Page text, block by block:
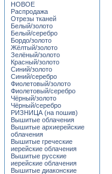
НОВОЕ
Распродажа
Отрезы тканей
Белый/золото
Белый/серебро
Бордо/золото
Жёлтый/золото
Зелёный/золото
Красный/золото
Синий/золото
Синий/серебро
Фиолетовый/золото
Фиолетовый/серебро
Чёрный/золото
Чёрный/серебро
РИЗНИЦА (на пошив)
Вышитые облачения
Вышитые архиерейские
облачения
Вышитые греческие
иерейские облачения
Вышитые русские
иерейские облачения
Вышитые диаконские